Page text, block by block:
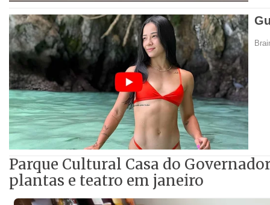
Parque Cultural Casa do
plantas e teatro em janeiro